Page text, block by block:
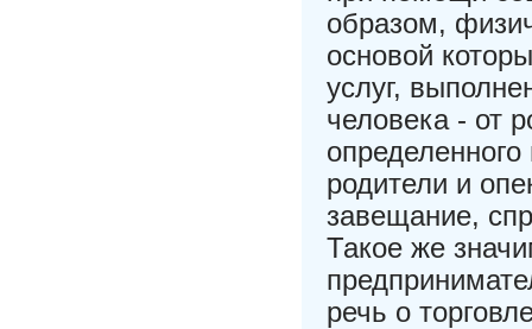
образом,
основой
услуг,
человека - от
родители и
завещание,
Такое же
речь о